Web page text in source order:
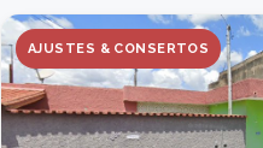
AJUSTES & CONSERTOS